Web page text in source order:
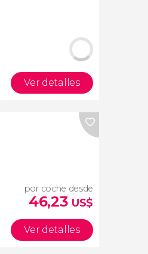
Ver detalles
por coche desde
46,23 US$
Ver detalles